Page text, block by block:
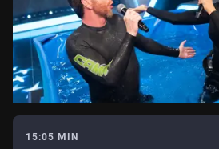
15:05 MIN